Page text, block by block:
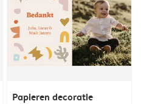
Papieren decoratie